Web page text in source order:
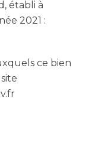
établi à
2021 :
ce bien